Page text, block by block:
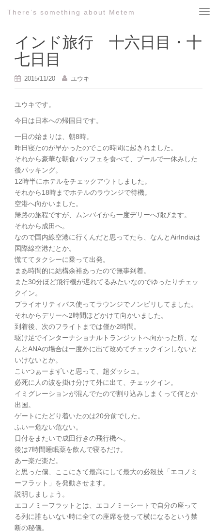
T
There’s something about Metem
インド旅行 十六日目・十
七日目
2015/11/20 ユウキ
ユウキです。
今日は日本への帰国日です。
一日の始まりは、朝8時。
昨日寝たのが早かったのでこの時間に起きれました。
それから豪華な朝食バッフェを食べて、プールで一休みした
後パッキング。
12時半にホテルをチェックアウトしました。
それから18時までホテルのラウンジで待機。
空港へ向かいました。
帰路の旅程ですが、ムンバイから一度デリーへ飛びます。
それから成田へ。
なので国内線空港に行くんだと思ってたら、なんとAirIndiaは
国際線空港だとか。
慌ててタクシーに乗って出発。
まあ時間的に結構余裕あったので無事到着。
また30分ほど飛行機が遅れてるみたいなのでゆったりチェッ
クイン。
プライオリティパス使ってラウンジでノンビリしてました。
それからデリーへ2時間ほどかけて向かいました。
到着後、次のフライトまでは僅か2時間。
駆け足でインターナショナルトランジットへ向かった所、な
んとANAの場合は一度外に出て改めてチェックインしないと
いけないとか。
こいつぁーまずいと思って、超ダッシュ。
必死に人の波を掛け分けて外に出て、チェックイン。
イミグレーションが混んでたので割り込みしまくって何とか
出国。
ゲートにたどり着いたのは20分前でした。
ふいー危ない危ない。
日付をまたいで成田行きの飛行機へ。
後は7時間睡眠薬を飲んで寝るだけ。
あー楽だ楽だ。
と思った僕、ここにきて最高にして最大の必殺技「エコノミ
ーフラット」を発動させます。
説明しましょう。
エコノミーフラットとは、エコノミーシートで自分の座って
る列に誰もいない時に全ての座席を使って横になるという禁
断の秘儀。